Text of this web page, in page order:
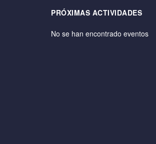
PRÓXIMAS ACTIVIDADES
No se han encontrado eventos